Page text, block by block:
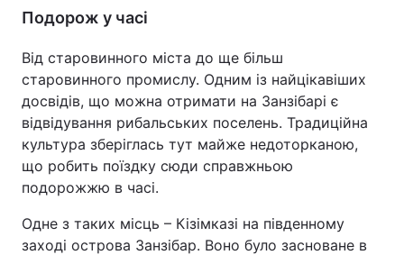
Подорож у часі
Від старовинного міста до ще більш
старовинного промислу. Одним із найцікавіших
досвідів, що можна отримати на Занзібарі є
відвідування рибальських поселень. Традиційна
культура зберіглась тут майже недоторканою,
що робить поїздку сюди справжньою
подорожжю в часі.
Одне з таких місць – Кізімказі на південному
заході острова Занзібар. Воно було засноване в